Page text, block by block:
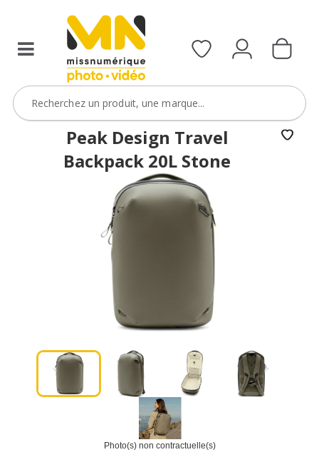
Peak Design Travel
Backpack 20L Stone
Photo(s) non contractuelle(s)